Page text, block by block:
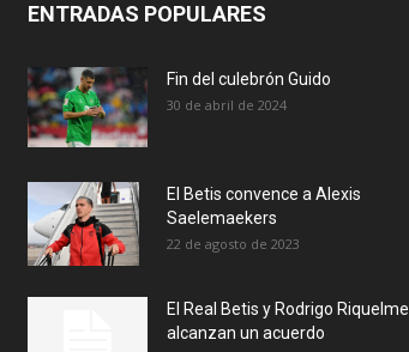
ENTRADAS POPULARES
Fin del culebrón Guido
30 de abril de 2024
El Betis convence a Alexis
Saelemaekers
22 de agosto de 2023
El Real Betis y Rodrigo Riquelme
alcanzan un acuerdo